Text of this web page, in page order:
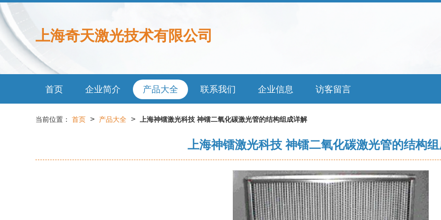
上海奇天激光技术有限公司
首页 企业简介 产品大全 联系我们 企业信息 访客留言
当前位置： 首页 > 产品大全 > 上海神镭激光科技 神镭二氧化碳激光管的结构组成详解
上海神镭激光科技 神镭二氧化碳激光管的结构